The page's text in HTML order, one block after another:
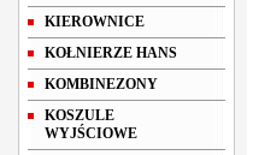
KIEROWNICE
KOŁNIERZE HANS
KOMBINEZONY
KOSZULE
WYJŚCIOWE